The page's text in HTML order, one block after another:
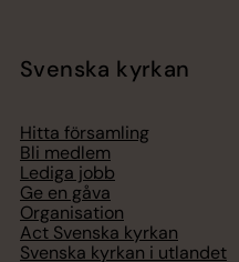
Svenska kyrkan
Hitta församling
Bli medlem
Lediga jobb
Ge en gåva
Organisation
Act Svenska kyrkan
Svenska kyrkan i utlandet